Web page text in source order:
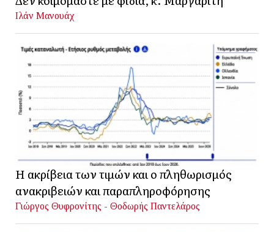
Ιλάν Μανουάχ
Η ακρίβεια των τιμών και ο πληθωρισμός
ανακριβειών και παραπληροφόρησης
Γιώργος Θυφρονίτης - Θοδωρής Παντελάρος